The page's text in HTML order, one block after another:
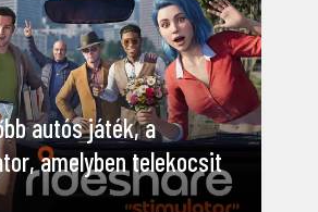
autós játék, a
amelyben telekocsit